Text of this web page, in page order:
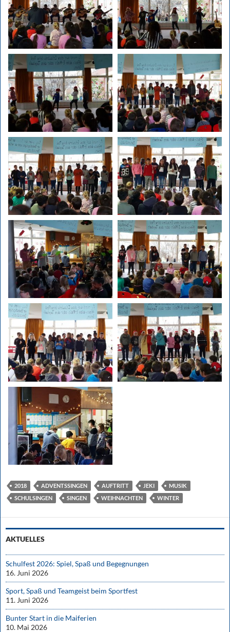
2018 ADVENTSSINGEN AUFTRITT JEKI
MUSIK
SCHULSINGEN
SINGEN WEIHNACHTEN WINTER
AKTUELLES
Schulfest 2026: Spiel, Spaß und Begegnungen
16. Juni 2026
Sport, Spaß und Teamgeist beim Sportfest
11. Juni 2026
Bunter Start in die Maiferien
10. Mai 2026